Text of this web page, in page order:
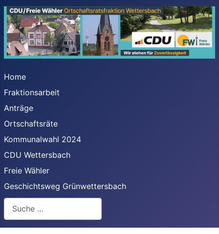
Home
Fraktionsarbeit
Anträge
Ortschaftsräte
Kommunalwahl 2024
CDU Wettersbach
Freie Wähler
Geschichtsweg Grünwettersbach
Suchen